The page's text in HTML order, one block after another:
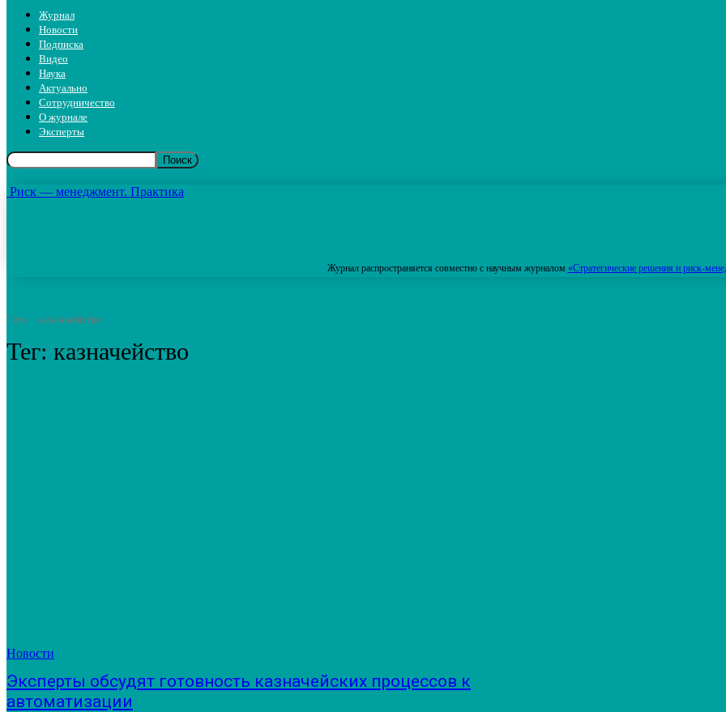
Журнал
Новости
Подписка
Видео
Наука
Актуально
Сотрудничество
О журнале
Эксперты
Риск — менеджмент. Практика
Журнал распространяется совместно с научным журналом «Стратегические решения и риск-
Теги казначейство
Тег: казначейство
Новости
Эксперты обсудят готовность казначейских процессов к
автоматизации